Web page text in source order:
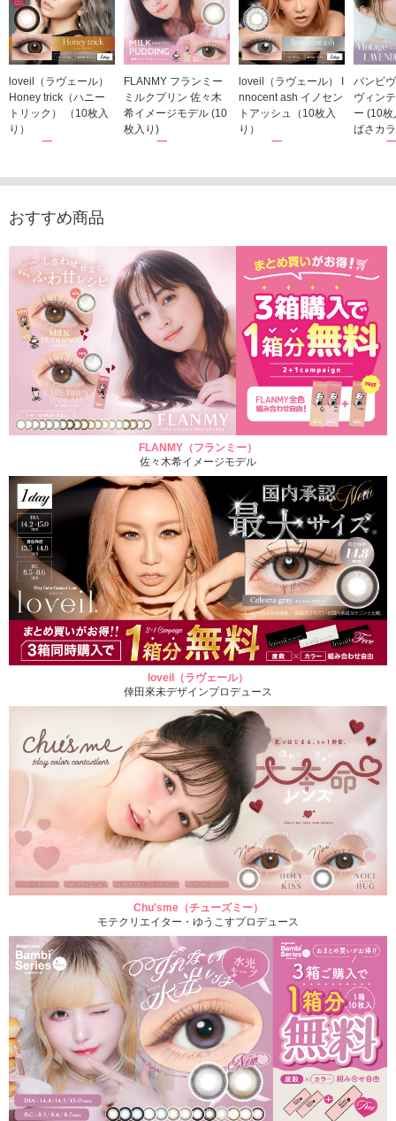
loveil（ラヴェール）
Honey trick（ハニー
トリック） （10枚入
り）
1,760円
FLANMY フランミー
ミルクプリン 佐々木
希イメージモデル (10
枚入り)
1,815円
loveil（ラヴェール） I
nnocent ash イノセン
トアッシュ（10枚入
り）
1,760円
バンビ
ヴィン
ー (10
ばさカ
1,848
おすすめ商品
FLANMY（フランミー）
佐々木希イメージモデル
loveil（ラヴェール）
倖田來未デザインプロデュース
Chu'sme（チューズミー）
モテクリエイター・ゆうこすプロデュース